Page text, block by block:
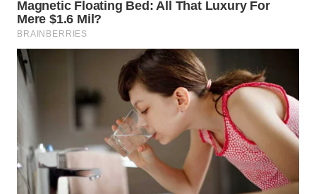
UMKM
WAHANA
OTOMOTIF